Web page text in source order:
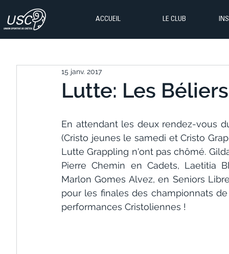
ACCUEIL LE CLUB
Lutte: Les
15 janv. 2017
En attendant les deux rendez-vous
(Cristo jeunes le samedi et Cristo
Lutte Grappling n'ont pas chômé.
Pierre Chemin en Cadets, Laetitia
Marlon Gomes Alvez, en Seniors
pour les finales des championnats
performances Cristoliennes !